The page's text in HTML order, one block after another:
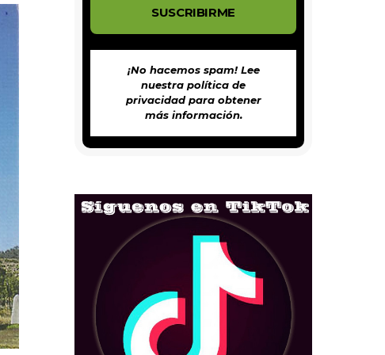
¡No hacemos spam! Lee
nuestra política de
privacidadpara obtener
más información.